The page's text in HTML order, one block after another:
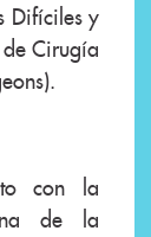
Difíciles y
de Cirugía
con la
de la